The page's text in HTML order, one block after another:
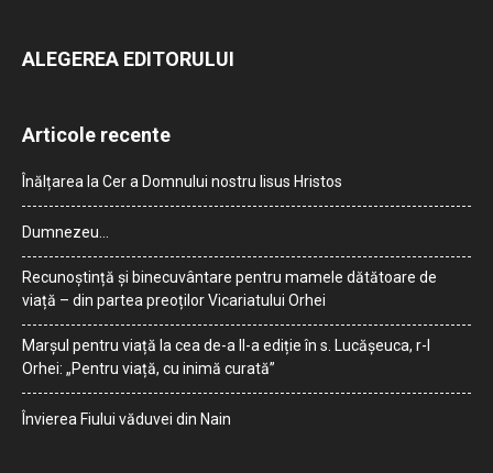
ALEGEREA EDITORULUI
Articole recente
Înălțarea la Cer a Domnului nostru Iisus Hristos
Dumnezeu…
Recunoștință și binecuvântare pentru mamele dătătoare de
viață – din partea preoților Vicariatului Orhei
Marșul pentru viață la cea de-a II-a ediție în s. Lucășeuca, r-l
Orhei: „Pentru viață, cu inimă curată”
Învierea Fiului văduvei din Nain